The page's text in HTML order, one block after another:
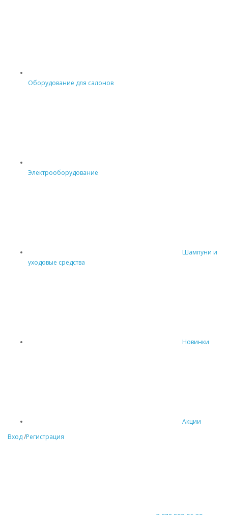
Оборудование для салонов
Электрооборудование
Шампуни и
уходовые средства
Новинки
Акции
Вход/Регистрация